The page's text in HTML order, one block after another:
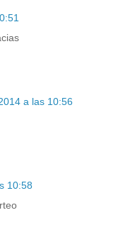
a las 10:56
10:58